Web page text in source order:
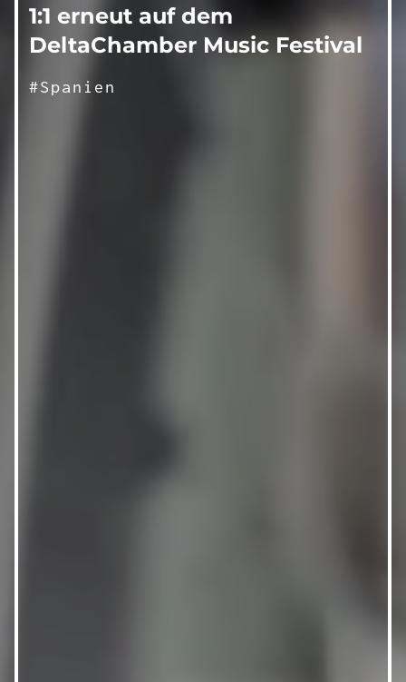
1:1 erneut auf dem
DeltaChamber Music Festival
#Spanien